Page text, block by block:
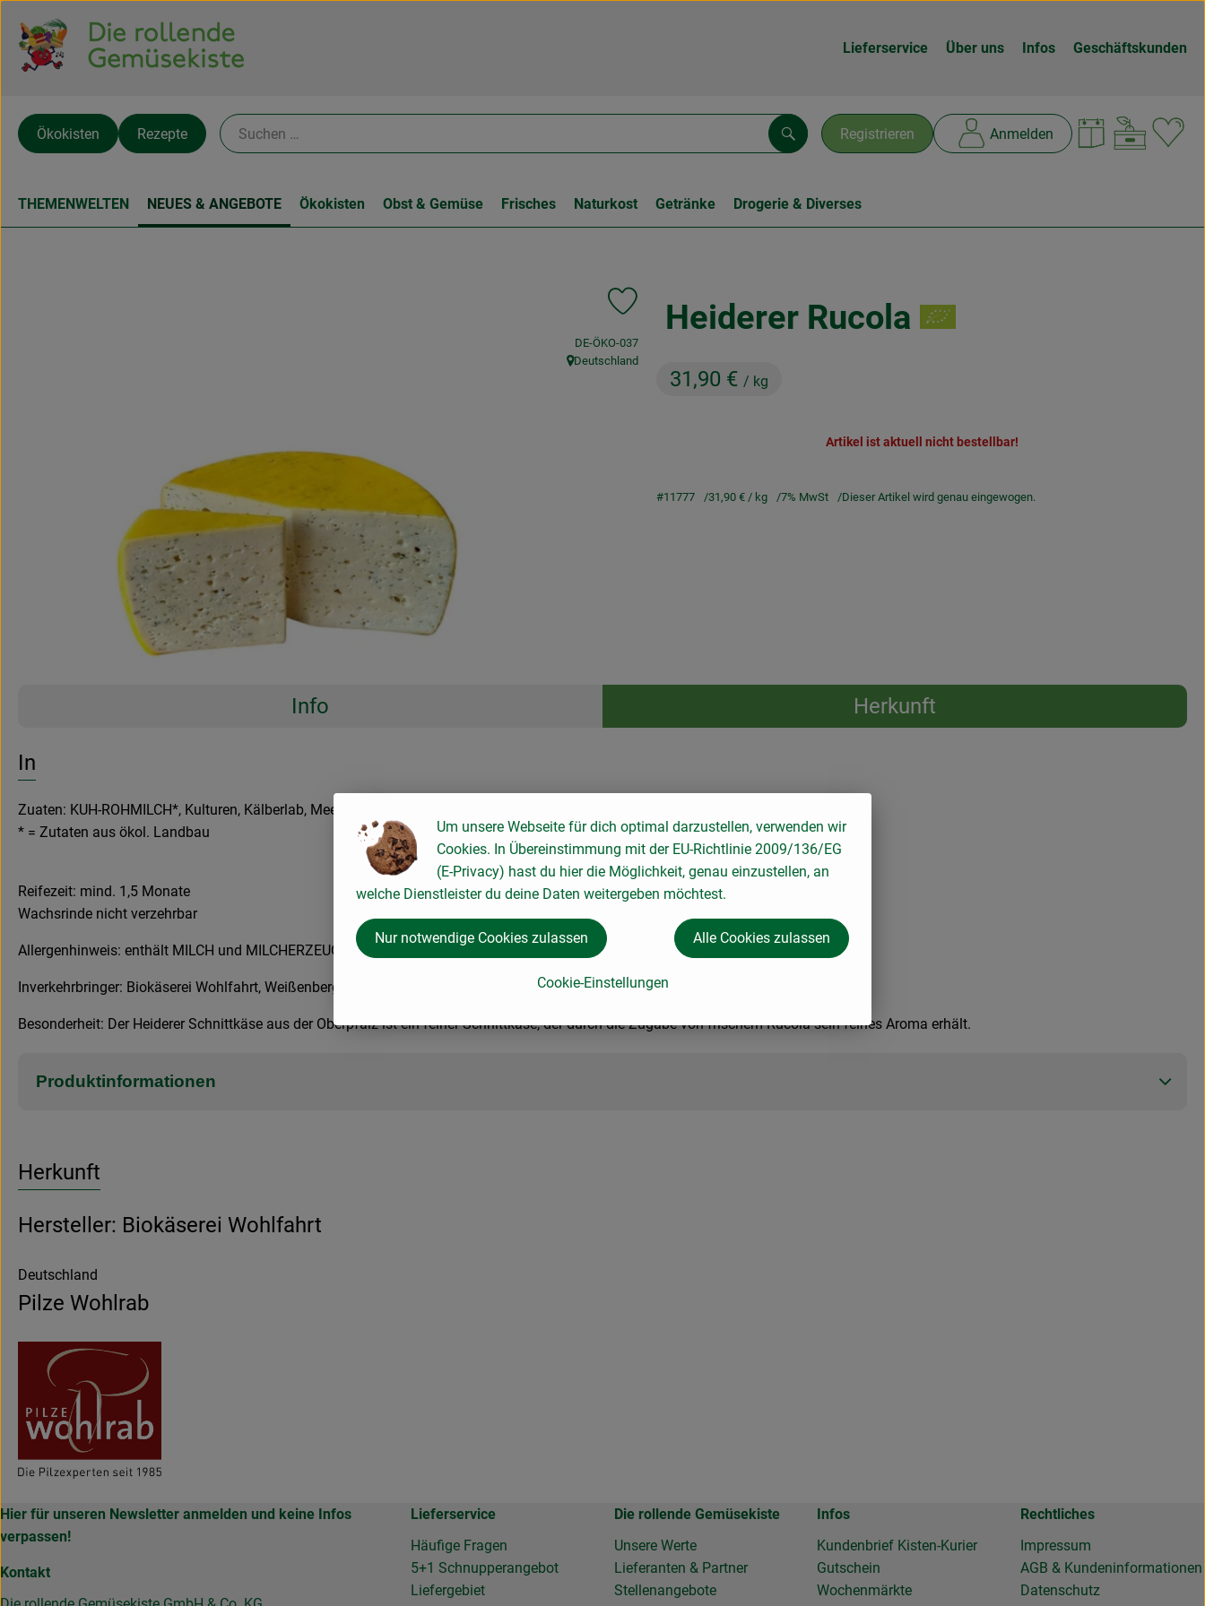
Lieferservice Über uns Infos Geschäftskunden
Registrieren Anmelden
Suchen
Ökokisten Rezepte
THEMENWELTEN NEUES & ANGEBOTE Ökokisten Obst & Gemüse Frisches Naturkost Getränke Drogerie & Diverses
Heiderer Rucola
31,90 € / kg
Produkt zu Favouriten hinzufügen
, Kontrollstelle:
DE-ÖKO-037
, Herkunft:
Deutschland
Artikel ist aktuell nicht bestellbar!
#11777 31,90 € / kg 7% MwSt Dieser Artikel wird genau eingewogen.
Rezepte
Info
Herkunft
Info
Zuaten: KUH-ROHMILCH*, Kulturen, Kälberlab, Meersalz, frischer Rucola geschnitten*
* = Zutaten aus ökol. Landbau
Reifezeit: mind. 1,5 Monate
Wachsrinde nicht verzehrbar
Allergenhinweis: enthält MILCH und MILCHERZEUGNISSE (einschl. LAKTOSE)
Inverkehrbringer: Biokäserei Wohlfahrt, Weißenberg 1, 92265 Edelsfeld
Besonderheit: Der Heiderer Schnittkäse aus der Oberpfalz ist ein feiner Schnittkäse, der durch die Zugabe von frischem Rucola sein feines Aroma erhält.
Produktinformationen
Herkunft
Hersteller: Biokäserei Wohlfahrt
Deutschland
Pilze Wohlrab
Hier für unseren Newsletter anmelden und keine Infos
verpassen!
Kontakt
Lieferservice
Häufige Fragen
5+1 Schnupperangebot
Liefergebiet
Die rollende Gemüsekiste
Unsere Werte
Lieferanten & Partner
Stellenangebote
Infos
Kundenbrief Kisten-Kurier
Gutschein
Wochenmärkte
Rechtliches
Impressum
AGB & Kundeninformationen
Datenschutz
Um unsere Webseite für dich optimal darzustellen, verwenden wir
Cookies. In Übereinstimmung mit der EU-Richtlinie 2009/136/EG
(E-Privacy) hast du hier die Möglichkeit, genau einzustellen, an
welche Dienstleister du deine Daten weitergeben möchtest.
Cookie-Einstellungen
Nur notwendige Cookies zulassen Alle Cookies zulassen